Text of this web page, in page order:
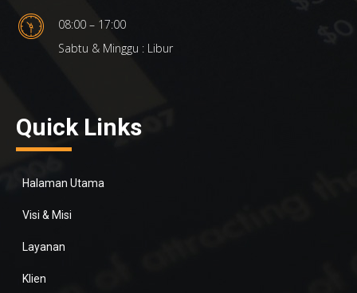
08:00 – 17:00
Sabtu & Minggu : Libur
Quick Links
Halaman Utama
Visi & Misi
Layanan
Klien